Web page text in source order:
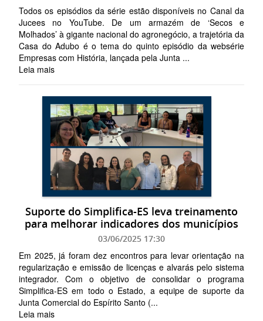
Todos os episódios da série estão disponíveis no Canal da
Jucees no YouTube. De um armazém de ‘Secos e
Molhados’ à gigante nacional do agronegócio, a trajetória da
Casa do Adubo é o tema do quinto episódio da websérie
Empresas com História, lançada pela Junta ...
Leia mais
Suporte do Simplifica-ES leva treinamento
para melhorar indicadores dos municípios
03/06/2025 17:30
Em 2025, já foram dez encontros para levar orientação na
regularização e emissão de licenças e alvarás pelo sistema
integrador. Com o objetivo de consolidar o programa
Simplifica-ES em todo o Estado, a equipe de suporte da
Junta Comercial do Espírito Santo (...
Leia mais